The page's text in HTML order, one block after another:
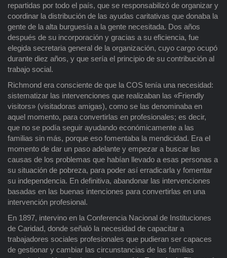
repartidas por todo el país, que se responsabilizó de organizar y
coordinar la distribución de las ayudas caritativas que donaba la
gente de la alta burguesía a la gente necesitada. Dos años
después de su incorporación y gracias a su eficiencia, fue
elegida secretaria general de la organización, cuyo cargo ocupó
durante diez años, y que sería el principio de su contribución al
trabajo social.
Richmond era consciente de que la COS tenía una necesidad:
sistematizar las intervenciones que realizaban las «Friendly
visitors» (visitadoras amigas), como se las denominaba en
aquel momento, para convertirlas en profesionales; es decir,
que no se podía seguir ayudando económicamente a las
familias sin más, porque eso fomentaba la mendicidad. Era el
momento de dar un paso adelante y empezar a buscar las
causas de los problemas que habían llevado a esas personas a
su situación de pobreza, para poder así erradicarla y fomentar
su independencia. En definitiva, abandonar las intervenciones
basadas en las buenas intenciones para convertirlas en una
intervención profesional.
En 1897, intervino en la Conferencia Nacional de Instituciones
de Caridad, donde señaló la necesidad de capacitar a
trabajadores sociales profesionales que pudieran ser capaces
de gestionar y cambiar las circunstancias de las familias